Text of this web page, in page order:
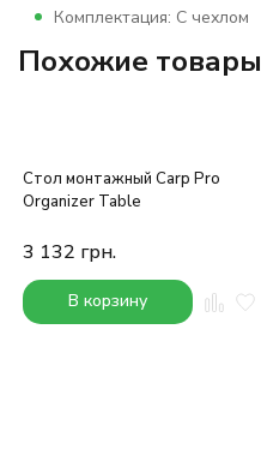
Комплектация: С чехлом
Похожие товары
Стол монтажный Carp Pro
Organizer Table
3 132 грн.
В корзину